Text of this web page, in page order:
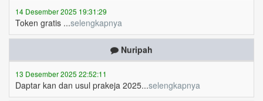
Nuripah
Daptar kan dan usul prakeja 2025...
Erizal